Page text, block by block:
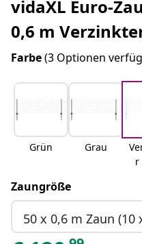
vidaXL Euro-
0,6 m
Farbe(3 Optionen
Grün Grau
r
Zaungröße
50 x 0,6 m Zaun (10